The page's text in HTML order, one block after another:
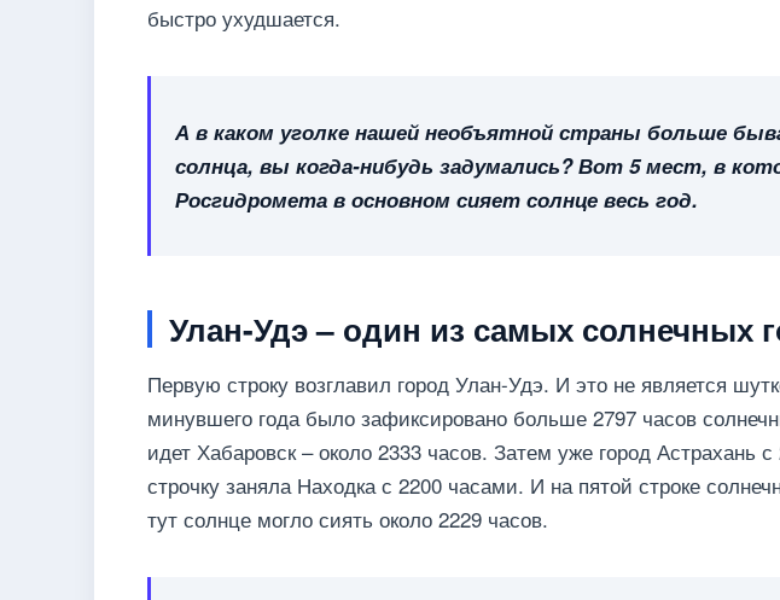
быстро ухудшается.
А в каком уголке нашей необъятной страны больше
солнца, вы когда-нибудь задумались? Вот 5 мест, в
Росгидромета в основном сияет солнце весь год.
Улан-Удэ – один из самых солнечных
Первую строку возглавил город Улан-Удэ. И это не является
минувшего года было зафиксировано больше 2797 часов
идет Хабаровск – около 2333 часов. Затем уже город Астрахань
строчку заняла Находка с 2200 часами. И на пятой строке
тут солнце могло сиять около 2229 часов.